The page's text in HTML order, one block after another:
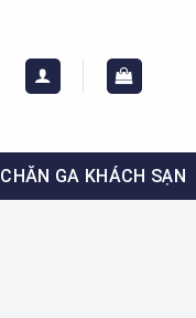
CHĂN GA KHÁCH SẠN